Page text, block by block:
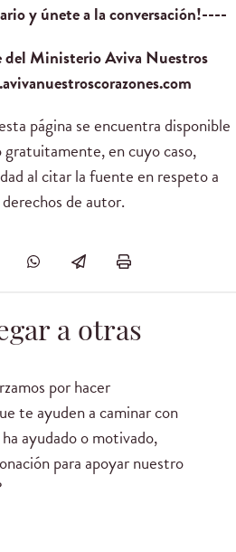
y únete a la conversación!----
del Ministerio Aviva Nuestros
página se encuentra disponible
en cuyo caso,
al citar la fuente en respeto a
de autor.
a otras
por hacer
te ayuden a caminar con
ayudado o motivado,
para apoyar nuestro